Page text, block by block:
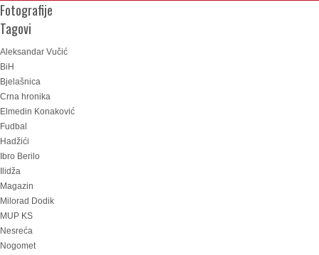
Fotografije
Tagovi
Aleksandar Vučić
BiH
Bjelašnica
Crna hronika
Elmedin Konaković
Fudbal
Hadžići
Ibro Berilo
Ilidža
Magazin
Milorad Dodik
MUP KS
Nesreća
Nogomet